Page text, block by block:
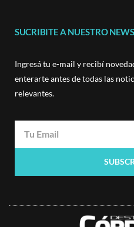
SUCRIBITE A NUESTRO
Ingresá tu e-mail y recibí
enterarte antes de todas las
relevantes.